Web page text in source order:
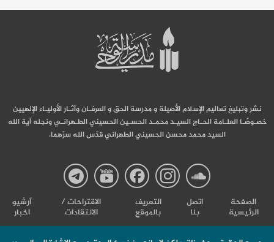
نشر وتبليغ تعاليم الإسلام الأصيلة و مدرسة الحق و العرفـان وآثـار الأوليـاء الإلهيين
خصـوصًـا العلـامة الحـاج السيـد محمـد الحسـين الحسيني الطـهرانـي ونجله آية الله
السيد محمد محسن الحسيني الطهراني قدّس الله سرّهما.
صفحة
صفحة
صفحة
صفحة
الصفحة
الرئيسية
اتصل
بنا
التعریف
بالموقع
الاقتراحات /
الانتقادات
آرشیو
اخبار